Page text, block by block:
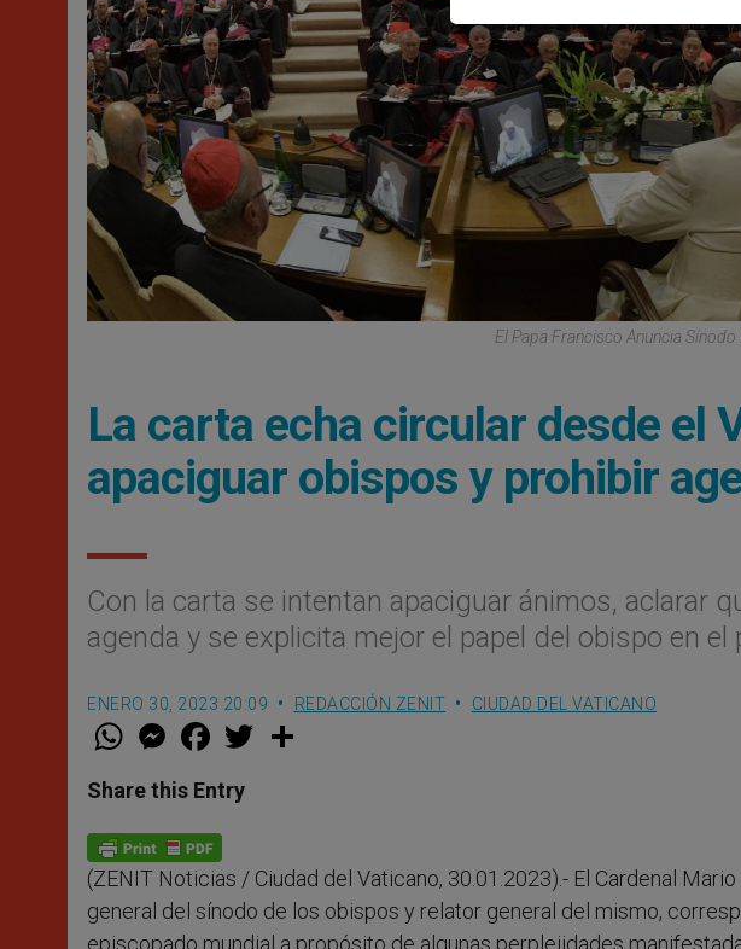
El Papa Francisco Anuncia
La carta echa circular desde el
apaciguar obispos y prohibir
Con la carta se intentan apaciguar ánimos, aclarar
agenda y se explicita mejor el papel del obispo en el
ENERO 30, 2023 20:09 REDACCIÓN ZENIT CIUDAD DEL VATICANO
W
t
s
p
p
M
e
s
e
g
e
r
F
a
e
b
o
k
w
Share this Entry
(ZENIT Noticias / Ciudad del Vaticano, 30.01.2023).- El Cardenal
general del sínodo de los obispos y relator general del mismo,
episcopado mundial a propósito de algunas perplejidades